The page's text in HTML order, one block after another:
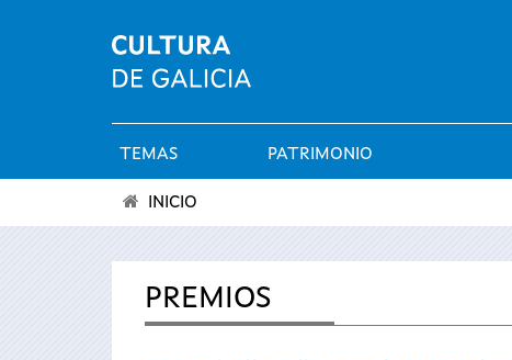
Menú
principal
TEMAS PATRIMONIO
encuentra
INICIO
PREMIOS